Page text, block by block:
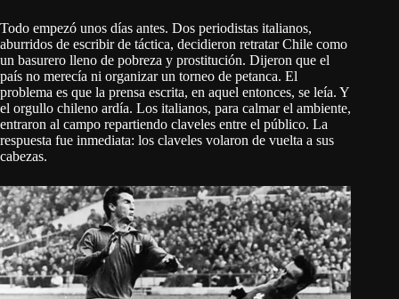
Todo empezó unos días antes. Dos periodistas italianos,
aburridos de escribir de táctica, decidieron retratar Chile como
un basurero lleno de pobreza y prostitución. Dijeron que el
país no merecía ni organizar un torneo de petanca. El
problema es que la prensa escrita, en aquel entonces, se leía. Y
el orgullo chileno ardía. Los italianos, para calmar el ambiente,
entraron al campo repartiendo claveles entre el público. La
respuesta fue inmediata: los claveles volaron de vuelta a sus
cabezas.